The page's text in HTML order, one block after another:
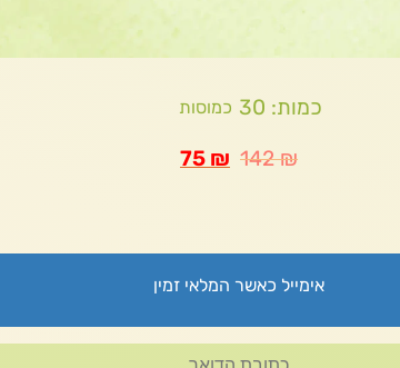
כמות: 30 כמוסות
142₪
75 ₪
אימייל כאשר המלאי זמין